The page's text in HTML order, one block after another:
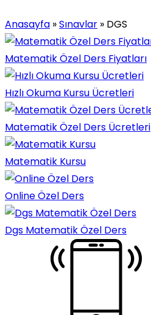
Anasayfa »Sınavlar » DGS
Matematik Özel Ders Fiyatları
Hızlı Okuma Kursu Ücretleri
Matematik Özel Ders Ücretleri
Matematik Kursu
Online Özel Ders
Dgs Matematik Özel Ders